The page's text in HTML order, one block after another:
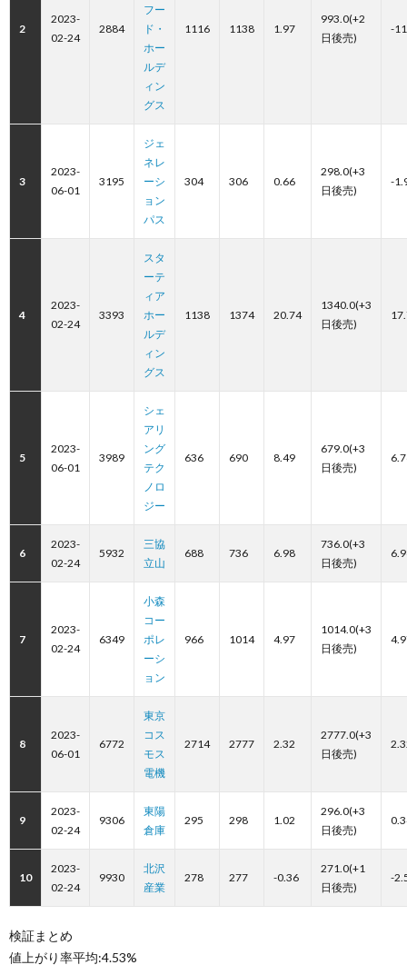
2
2023-
02-24
2884
フー
ド・
ホー
ルデ
ィン
グス
1116 1138 1.97
993.0(+2
日後売)
-
3
2023-
06-01
3195
ジェ
ネレ
ーシ
ョン
パス
304 306 0.66
298.0(+3
日後売)
-
4
2023-
02-24
3393
スタ
ーテ
ィア
ホー
ルデ
ィン
グス
1138 1374 20.74
1340.0(+3
日後売)
5
2023-
06-01
3989
シェ
アリ
ング
テク
ノロ
ジー
636 690 8.49
679.0(+3
日後売)
6
2023-
02-24
5932
三協
立山
688 736 6.98
736.0(+3
日後売)
7
2023-
02-24
6349
小森
コー
ポレ
ーシ
ョン
966 1014 4.97
1014.0(+3
日後売)
8
2023-
06-01
6772
東京
コス
モス
電機
2714 2777 2.32
2777.0(+3
日後売)
9
2023-
02-24
9306
東陽
倉庫
295 298 1.02
296.0(+3
日後売)
10
2023-
02-24
9930
北沢
産業
278 277 -0.36
271.0(+1
日後売)
-
検証まとめ
値上がり率平均:4.53%